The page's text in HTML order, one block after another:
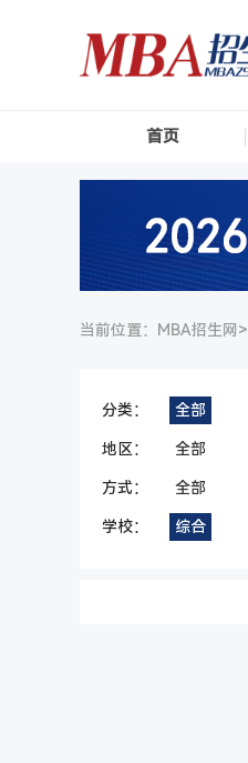
首页
当前位置：MBA招生网>
分类： 全部
地区： 全部
方式： 全部
学校： 综合